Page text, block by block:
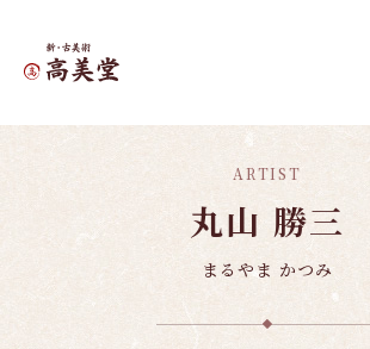
ホーム島根の作家
ARTIST
丸山 勝三
まるやま かつみ